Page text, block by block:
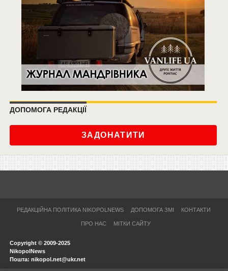
ДОПОМОГА РЕДАКЦІЇ
ЗАДОНАТИТИ
РЕДАКЦІЙНА ПОЛІТИКА NIKOPOLNEWS ДОПОМОГА ЗМІ КОНТАКТИ
ПРО НАС МІТКИ САЙТУ
Copyright © 2009-2025
NikopolNews
Пошта: nikopol.net@ukr.net